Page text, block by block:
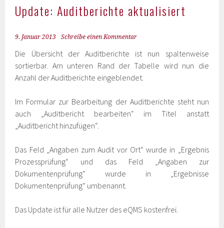
Update: Auditberichte aktualisiert
9. Januar 2013 Schreibe einen Kommentar
Die Übersicht der Auditberichte ist nun spaltenweise
sortierbar. Am unteren Rand der Tabelle wird nun die
Anzahl der Auditberichte eingeblendet.
Im Formular zur Bearbeitung der Auditberichte steht nun
auch „Auditbericht bearbeiten“ im Titel anstatt
„Auditbericht hinzufügen“.
Das Feld „Angaben zum Audit vor Ort“ wurde in „Ergebnis
Prozessprüfung“ und das Feld „Angaben zur
Dokumentenprüfung“ wurde in „Ergebnisse
Dokumentenprüfung“ umbenannt.
Das Update ist für alle Nutzer des eQMS kostenfrei.